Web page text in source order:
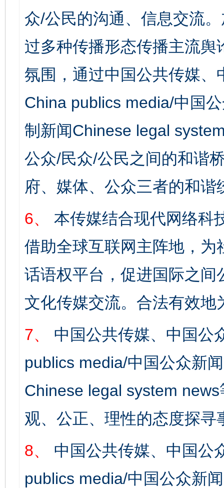
众/公民的沟通、信息交流
过多种传播形态传播主流
氛围，通过中国公共传媒
China publics media/中国
制新闻Chinese legal
公众/民众/公民之间的和谐
府、媒体、公众三者的和谐
6、
本传媒结合现代网络科
借助全球互联网主阵地，
话语权平台，促进国际之
文化传媒交流。合法有效地
7、
中国公共传媒、中国公
publics media/中国公众新
Chinese legal system
观、公正、理性的态度探寻
8、
中国公共传媒、中国公
publics media/中国公众新